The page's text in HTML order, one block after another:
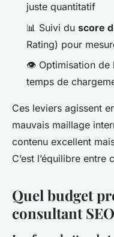
juste quantitatif
📊 Suivi du score
Rating) pour
👁️ Optimisation de
temps de
Ces leviers agissent
mauvais maillage
contenu excellent
C’est l’équilibre
Quel budget
consultant